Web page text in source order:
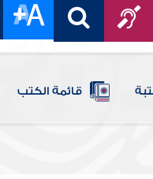
قائمة الكتب